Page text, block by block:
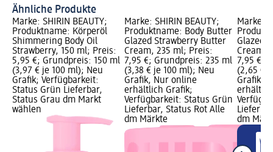
Ähnliche Produkte
Marke: SHIRIN BEAUTY;
Produktname: Körperöl
Shimmering Body Oil
Strawberry, 150 ml; Preis:
5,95 €; Grundpreis: 150 ml
(3,97 € je 100 ml); Neu
Grafik; Verfügbarkeit:
Status Grün Lieferbar,
Status Grau dm Markt
wählen
Marke: SHIRIN BEAUTY;
Produktname: Body Butter
Glazed Strawberry Butter
Cream, 235 ml; Preis:
7,95 €; Grundpreis: 235 ml
(3,38 € je 100 ml); Neu
Grafik, Nur online
erhältlich Grafik;
Verfügbarkeit: Status Grün
Lieferbar, Status Rot Alle
dm Märkte
Marke:
Glazed
Cream,
7,95 €;
(2,65 €
Grafik,
dm